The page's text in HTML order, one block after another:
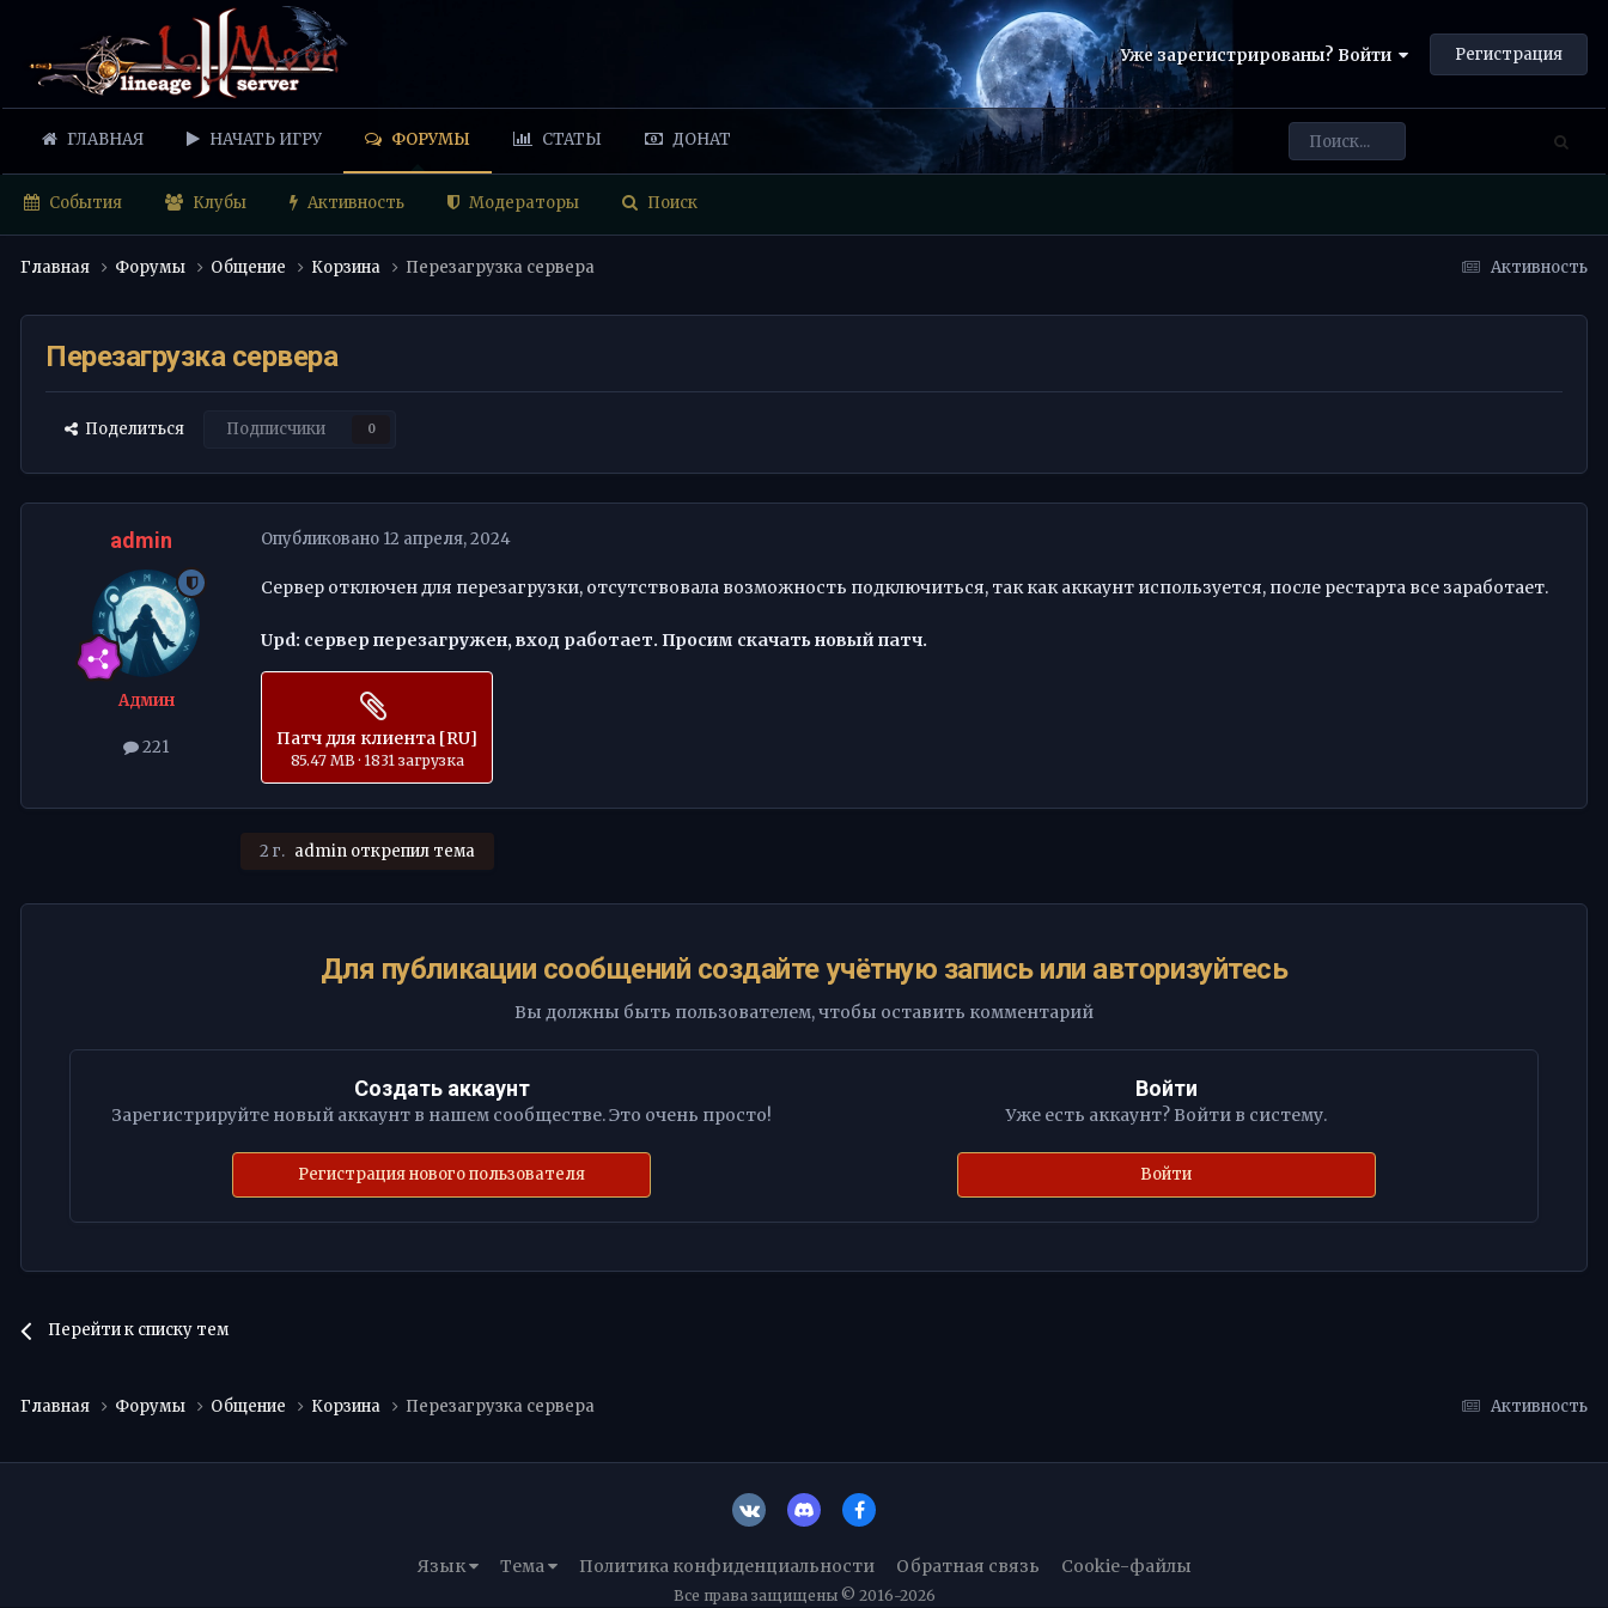
Уже зарегистрированы? Войти Регистрация
ГЛАВНАЯ НАЧАТЬ ИГРУ ФОРУМЫ
События Клубы Активность Модераторы Поиск
СТАТЫ ДОНАТ
Активность
Главная Форумы Общение Корзина Перезагрузка сервера
Перезагрузка сервера
Поделиться Подписчики 0
admin
Админ
221
Опубликовано 12 апреля, 2024
Сервер отключен для перезагрузки, отсутствовала возможность подключиться, так как аккаунт используется, после рестарта все заработает.
Upd: сервер перезагружен, вход работает. Просим скачать новый патч.
Патч для клиента [RU]
85.47 MB · 1831 загрузка
2 г. admin открепил тема
Для публикации сообщений создайте учётную запись или авторизуйтесь
Вы должны быть пользователем, чтобы оставить комментарий
Создать аккаунт
Зарегистрируйте новый аккаунт в нашем сообществе. Это очень просто!
Регистрация нового пользователя
Войти
Уже есть аккаунт? Войти в систему.
Войти
Перейти к списку тем
Активность
Главная Форумы Общение Корзина Перезагрузка сервера
Язык Тема Политика конфиденциальности Обратная связь Cookie-файлы
Все права защищены © 2016-2026